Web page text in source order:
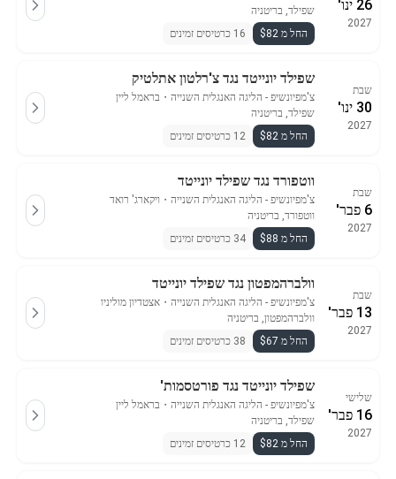
26 ינו'
2027
שפילד, בריטניה
החל מ $82
16 כרטיסים זמינים
שבת
30 ינו'
2027
שפילד יונייטד נגד צ'רלטון אתלטיק
צ'מפיונשיפ - הליגה האנגלית השנייה ・ בראמל ליין
שפילד, בריטניה
החל מ $82
12 כרטיסים זמינים
שבת
6 פבר'
2027
ווטפורד נגד שפילד יונייטד
צ'מפיונשיפ - הליגה האנגלית השנייה ・ ויקארג' רואד
ווטפורד, בריטניה
החל מ $88
34 כרטיסים זמינים
שבת
13 פבר'
2027
וולברהמפטון נגד שפילד יונייטד
צ'מפיונשיפ - הליגה האנגלית השנייה ・ אצטדיון מוליניו
וולברהמפטון, בריטניה
החל מ $67
38 כרטיסים זמינים
שלישי
16 פבר'
2027
שפילד יונייטד נגד פורטסמות'
צ'מפיונשיפ - הליגה האנגלית השנייה ・ בראמל ליין
שפילד, בריטניה
החל מ $82
12 כרטיסים זמינים